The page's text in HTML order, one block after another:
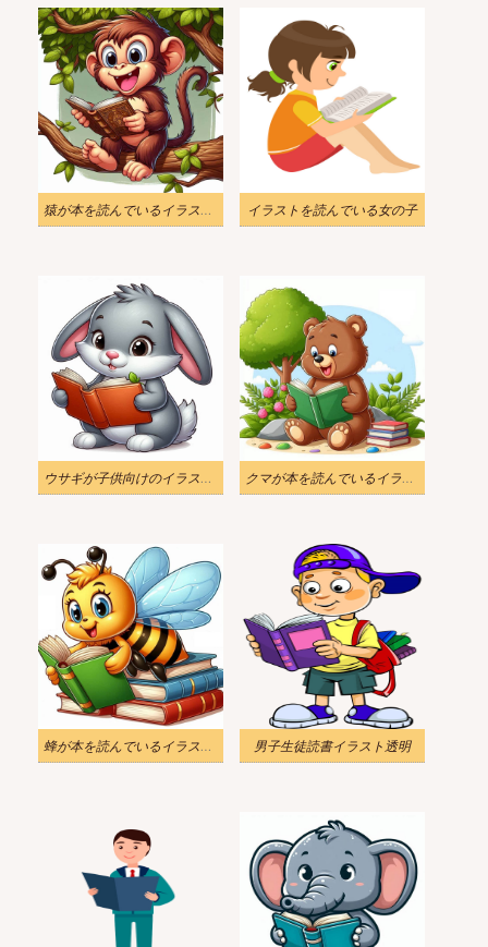
猿が本を読んでいるイラスト画像 イラストを読んでいる女の子
ウサギが子供向けのイラストを読んでいます クマが本を読んでいるイラスト画像
蜂が本を読んでいるイラストのダウンロード 男子生徒読書イラスト透明